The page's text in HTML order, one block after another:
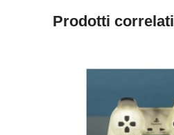
Prodotti correlati